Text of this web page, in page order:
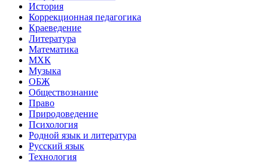
История
Коррекционная педагогика
Краеведение
Литература
Математика
МХК
Музыка
ОБЖ
Обществознание
Право
Природоведение
Психология
Родной язык и литература
Русский язык
Технология